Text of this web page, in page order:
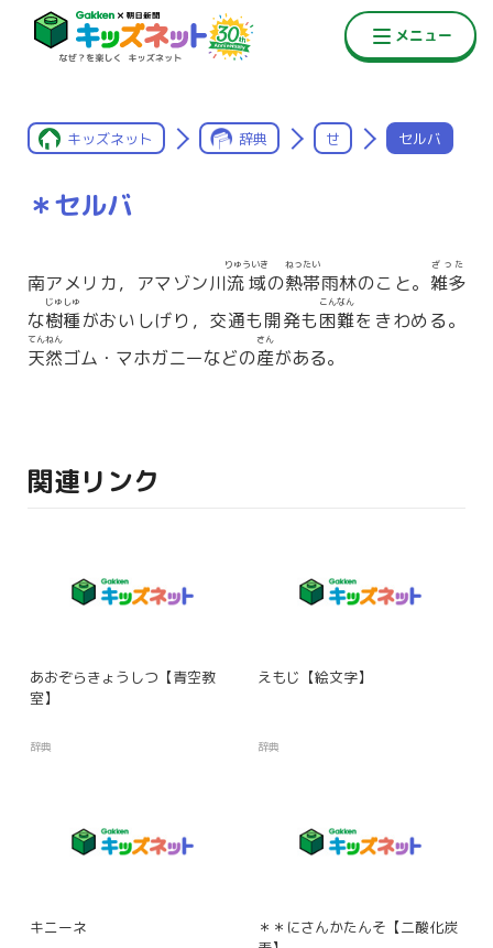
キッズネット 辞典 せ セルバ
＊セルバ
南アメリカ，アマゾン川流域
りゅういき
の熱帯
ねったい
雨林のこと。 雑多
ざった
な樹種
じゅしゅ
がおいしげり，交通も開発も困難
こんなん
をきわめる。
天然
てんねん
ゴム・マホガニーなどの産
さん
がある。
関連リンク
あおぞらきょうしつ【青空教
室】
辞典
えもじ【絵文字】
辞典
キニーネ
＊＊にさんかたんそ【二酸化炭